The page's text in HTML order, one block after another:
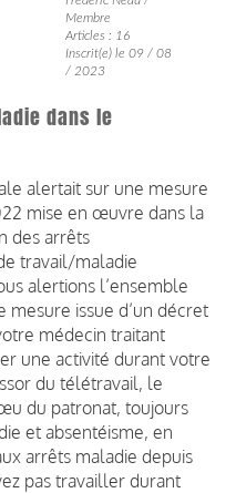
Membre
Articles : 16
Inscrit(e) le 09 / 08
/ 2023
dans le
alertait sur une mesure
mise en œuvre dans la
des arrêts
travail/maladie
alertions l’ensemble
issue d’un décret
médecin traitant
une activité durant votre
du télétravail, le
du patronat, toujours
et absentéisme, en
arrêts maladie depuis
pas travailler durant